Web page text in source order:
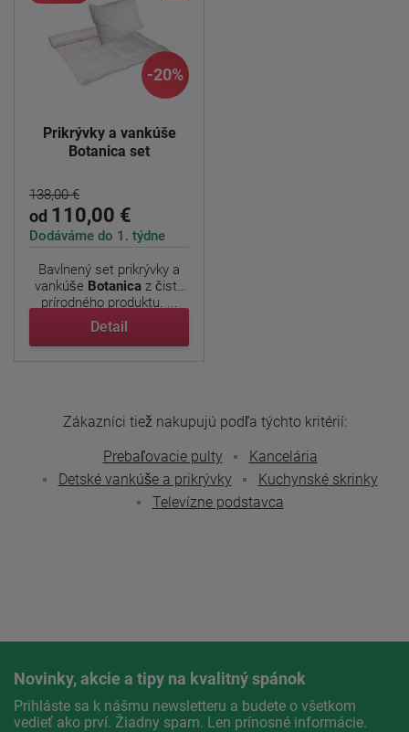
-20%
Prikrývky a vankúše
Botanica set
138,00 €
od 110,00 €
Dodáváme do 1. týdne
Bavlnený set prikrývky a
vankúše Botanicaz čisto
prírodného produktu. ...
Detail
Zákazníci tiež nakupujú podľa týchto kritérií:
Prebaľovacie pulty
Kancelária
Detské vankúše a prikrývky
Kuchynské skrinky
Televízne podstavca
Novinky, akcie a tipy na kvalitný spánok
Prihláste sa k nášmu newsletteru a budete o všetkom
vedieť ako prví. Žiadny spam. Len prínosné informácie.